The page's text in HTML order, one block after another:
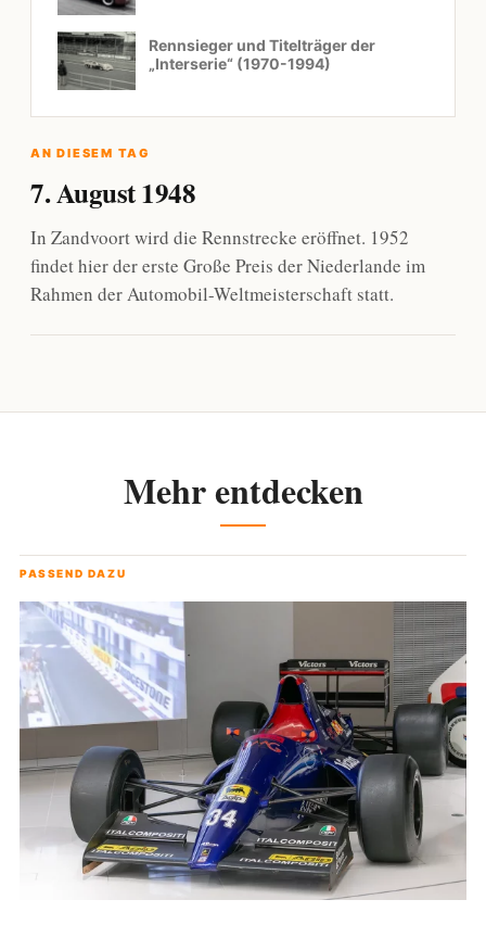
Rennsieger und Titelträger der
„Interserie“ (1970-1994)
AN DIESEM TAG
7. August 1948
In Zandvoort wird die Rennstrecke eröffnet. 1952
findet hier der erste Große Preis der Niederlande im
Rahmen der Automobil-Weltmeisterschaft statt.
Mehr entdecken
PASSEND DAZU